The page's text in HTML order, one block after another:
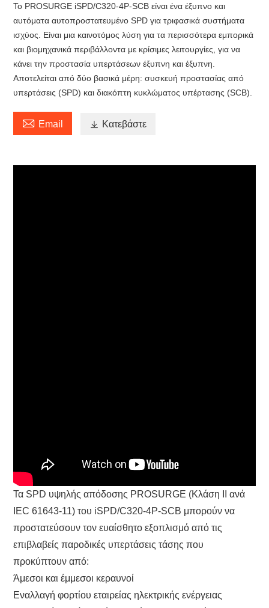
Το PROSURGE iSPD/C320-4P-SCB είναι ένα έξυπνο και
αυτόματα αυτοπροστατευμένο SPD για τριφασικά συστήματα
ισχύος. Είναι μια καινοτόμος λύση για τα περισσότερα εμπορικά
και βιομηχανικά περιβάλλοντα με κρίσιμες λειτουργίες, για να
κάνει την προστασία υπερτάσεων έξυπνη και έξυπνη.
Αποτελείται από δύο βασικά μέρη: συσκευή προστασίας από
υπερτάσεις (SPD) και διακόπτη κυκλώματος υπέρτασης (SCB).
 Email  Κατεβάστε
Τα SPD υψηλής απόδοσης PROSURGE (Κλάση II ανά
IEC 61643-11) του iSPD/C320-4P-SCB μπορούν να
προστατεύσουν τον ευαίσθητο εξοπλισμό από τις
επιβλαβείς παροδικές υπερτάσεις τάσης που
προκύπτουν από:
Άμεσοι και έμμεσοι κεραυνοί
Εναλλαγή φορτίου εταιρείας ηλεκτρικής ενέργειας